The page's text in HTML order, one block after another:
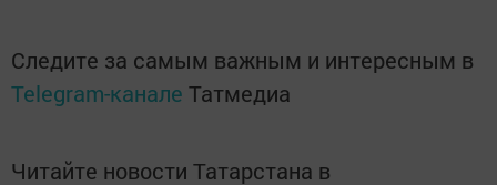
Следите за самым важным и интересным в
Telegram-канале Татмедиа
Читайте новости Татарстана в